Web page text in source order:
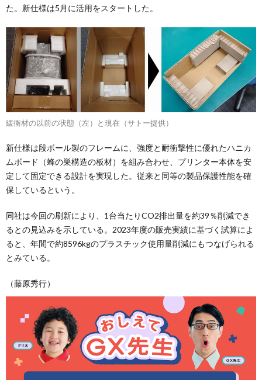
た。新仕様は5月に活用をスタートした。
緩衝材の以前の状態（左）と現在（サトー提供）
新仕様は段ボール製のフレームに、強度と耐衝撃性に優れたハニカ
ムボード（蜂の巣構造の板材）を組み合わせ、プリンター本体を安
定して固定できる設計を実現した。従来と同等の製品保護性能を確
保しているという。
同社は今回の刷新により、1台当たりCO2排出量を約39％削減でき
るとの見込みを示している。2023年度の販売実績に基づく試算によ
ると、年間で約8596kgのプラスチック使用量削減にもつなげられる
とみている。
（藤原秀行）